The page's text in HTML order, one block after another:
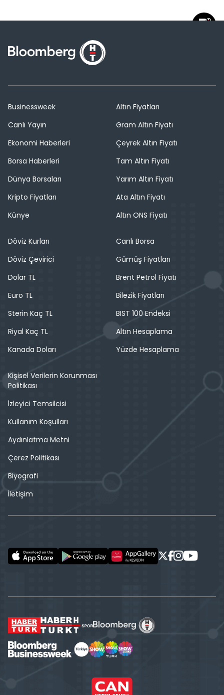
Businessweek
Canlı Yayın
Ekonomi Haberleri
Borsa Haberleri
Dünya Borsaları
Kripto Fiyatları
Künye
Altın Fiyatları
Gram Altın Fiyatı
Çeyrek Altın Fiyatı
Tam Altın Fiyatı
Yarım Altın Fiyatı
Ata Altın Fiyatı
Altın ONS Fiyatı
Döviz Kurları
Döviz Çevirici
Dolar TL
Euro TL
Sterin Kaç TL
Riyal Kaç TL
Kanada Doları
Canlı Borsa
Gümüş Fiyatları
Brent Petrol Fiyatı
Bilezik Fiyatları
BIST 100 Endeksi
Altın Hesaplama
Yüzde Hesaplama
Kişisel Verilerin Korunması
Politikası
İzleyici Temsilcisi
Kullanım Koşulları
Aydınlatma Metni
Çerez Politikası
Biyografi
İletişim